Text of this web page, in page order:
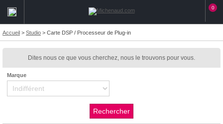
0
Accueil > Studio > Carte DSP / Processeur de Plug-in
Dites nous ce que vous cherchez, nous le trouvons pour vous.
Marque